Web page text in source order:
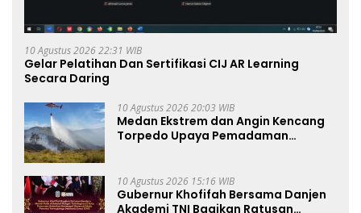
10 Agustus 2026 22:31 WIB
Gelar Pelatihan Dan Sertifikasi CIJ AR Learning
Secara Daring
10 Agustus 2026 20:03 WIB
Medan Ekstrem dan Angin Kencang
Torpedo Upaya Pemadaman
10 Agustus 2026 15:16 WIB
Gubernur Khofifah Bersama Danjen
Akademi TNI Bagikan Ratusan